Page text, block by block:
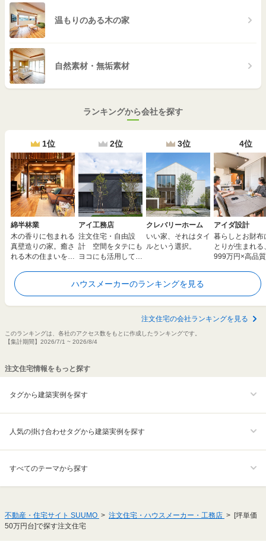
温もりのある木の家
自然素材・無垢素材
ランキングから会社を探す
1位
綿半林業
木の香りに包まれる
真壁造りの家。癒さ
れる木の住まいを安
2位
アイ工務店
注文住宅・自由設
計 空間をタテにも
ヨコにも活用して夢
3位
クレバリーホーム
いい家、それはタイ
ルという選択。
4位
アイダ設計
暮らしとお財布
とりが生まれる
999万円×高品
ハウスメーカーのランキングを見る
注文住宅の会社ランキングを見る
このランキングは、各社のアクセス数をもとに作成したランキングです。
【集計期間】2026/7/1 ~ 2026/8/4
注文住宅情報をもっと探す
タグから建築実例を探す
人気の掛け合わせタグから建築実例を探す
すべてのテーマから探す
不動産・住宅サイト SUUMO 注文住宅・ハウスメーカー・工務店
[坪単価
50万円台]で探す注文住宅